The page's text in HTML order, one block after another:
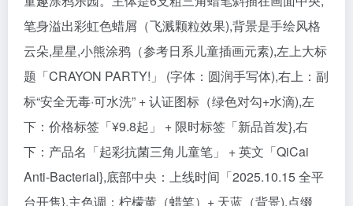
笔身溢出彩虹色蜡屑（飞溅颗粒效果),背景是手绘风格
云朵,星星,小熊涂鸦（参考日系儿童插画元素),左上大标
题「CRAYON PARTY!」 (字体：圆润手写体),右上：副
标“安全无毒·可水洗” + 认证图标（绿色对勾+水滴),左
下：价格标签「¥9.8起」 + 限时标签「新品首发},右
下：产品名「起彩抗菌三角儿童笔」 + 英文「QiCai
Anti-Bacterial},底部中央：上线时间「2025.10.15 全平
台开售},主色调：柠檬黄（蜡笔）+ 天蓝（背景),点缀